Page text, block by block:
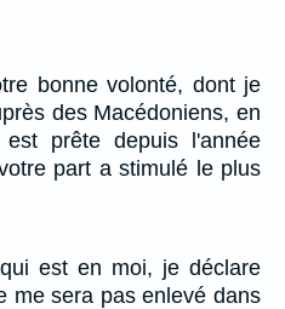
bonne volonté, dont je
des Macédoniens, en
prête depuis l'année
part a stimulé le plus
est en moi, je déclare
me sera pas enlevé dans